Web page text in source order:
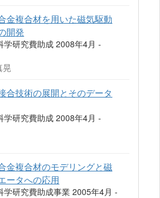
金複合材を用いた磁気駆動
開発
学研究費助成 2008年4月 -
晃
合技術の展開とそのデータ
学研究費助成 2008年4月 -
金複合材のモデリングと磁
ータへの応用
学研究費助成事業 2005年4月 -